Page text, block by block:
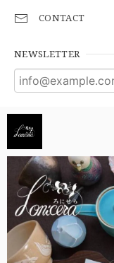
CONTACT
NEWSLETTER